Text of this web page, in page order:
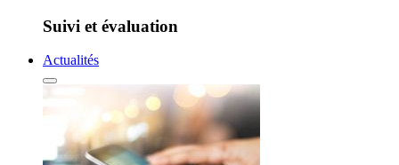
Suivi et évaluation
Actualités